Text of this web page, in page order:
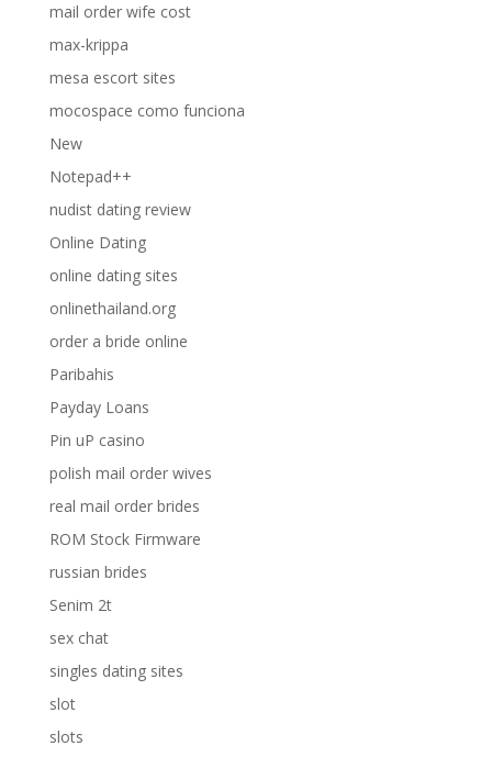
mail order wife cost
max-krippa
mesa escort sites
mocospace como funciona
New
Notepad++
nudist dating review
Online Dating
online dating sites
onlinethailand.org
order a bride online
Paribahis
Payday Loans
Pin uP casino
polish mail order wives
real mail order brides
ROM Stock Firmware
russian brides
Senim 2t
sex chat
singles dating sites
slot
slots